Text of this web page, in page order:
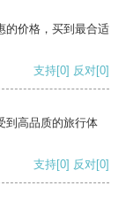
的价格，买到最合适
支持[0] 反对[0]
到高品质的旅行体
支持[0] 反对[0]